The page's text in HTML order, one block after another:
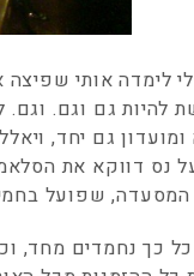
לימדה אותי שפיצה
גם יחד,
נס דווקא את
שפועל
כל כך נחמדים מחד,